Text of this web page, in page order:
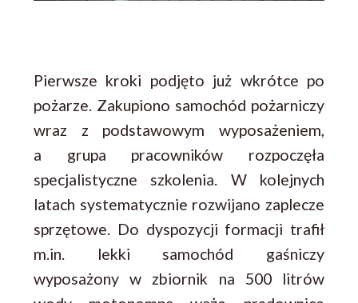
Pierwsze kroki podjęto już wkrótce po
pożarze. Zakupiono samochód pożarniczy
wraz z podstawowym wyposażeniem,
a grupa pracowników rozpoczęła
specjalistyczne szkolenia. W kolejnych
latach systematycznie rozwijano zaplecze
sprzętowe. Do dyspozycji formacji trafił
m.in. lekki samochód gaśniczy
wyposażony w zbiornik na 500 litrów